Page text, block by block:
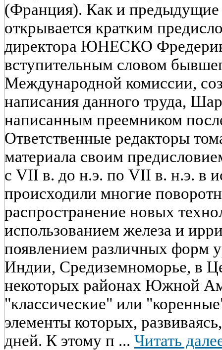
(Франция). Как и предыдущие
открывается кратким
директора ЮНЕСКО
вступительным словом
Международной комиссии,
написания данного труда,
написанным преемником
Ответственные редакторы
материала своим
с VII в. до н.э. по VII в. н.э. в
происходили многие
распространение новых
использованием железа и
появлением различных форм
Индии, Средиземноморье, в
некоторых районах Южной
"классические" или
элементы которых,
дней. К этому п ... Читать